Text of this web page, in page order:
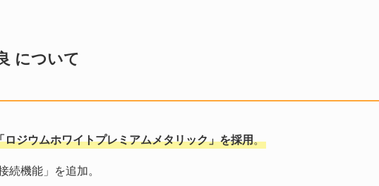
について
ジウムホワイトプレミアムメタリック」を採用。
続機能」を追加。